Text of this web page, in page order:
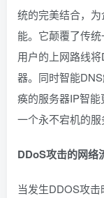
统的完美结合，
能。它颠覆了传
用户的上网路线
器。同时智能
痪的服务器IP智
一个永不宕机的服
DDoS攻击的网络
当发生DDOS攻